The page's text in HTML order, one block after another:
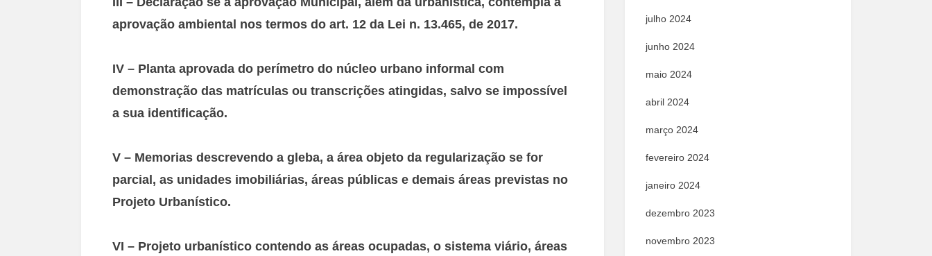
aprovação ambiental nos termos do art. 12 da Lei n. 13.465, de 2017.
IV – Planta aprovada do perímetro do núcleo urbano informal com
demonstração das matrículas ou transcrições atingidas, salvo se impossível
a sua identificação.
V – Memorias descrevendo a gleba, a área objeto da regularização se for
parcial, as unidades imobiliárias, áreas públicas e demais áreas previstas no
Projeto Urbanístico.
VI – Projeto urbanístico contendo as áreas ocupadas, o sistema viário, áreas
julho 2024
junho 2024
maio 2024
abril 2024
março 2024
fevereiro 2024
janeiro 2024
dezembro 2023
novembro 2023